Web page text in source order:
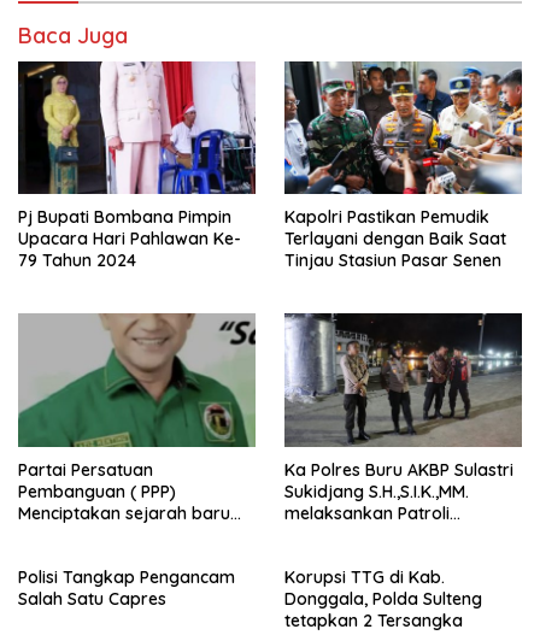
Baca Juga
Pj Bupati Bombana Pimpin
Upacara Hari Pahlawan Ke-
79 Tahun 2024
Kapolri Pastikan Pemudik
Terlayani dengan Baik Saat
Tinjau Stasiun Pasar Senen
Partai Persatuan
Pembanguan ( PPP)
Menciptakan sejarah baru
Buru (Namlea).
Ka Polres Buru AKBP Sulastri
Sukidjang S.H.,S.I.K.,MM.
melaksankan Patroli
Polisi Tangkap Pengancam
Salah Satu Capres
Korupsi TTG di Kab.
Donggala, Polda Sulteng
tetapkan 2 Tersangka